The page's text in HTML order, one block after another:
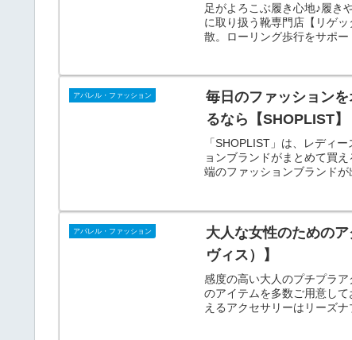
足がよろこぶ履き心地♪履き
に取り扱う靴専門店【リゲ
散。ローリング歩行をサポ
アパレル・ファッション
毎日のファッション
るなら【SHOPLIST】
「SHOPLIST」は、レディ
ョンブランドがまとめて買
端のファッションブランドが
アパレル・ファッション
大人な女性のための
ヴィス）】
感度の高い大人のプチプラ
のアイテムを多数ご用意し
えるアクセサリーはリーズ